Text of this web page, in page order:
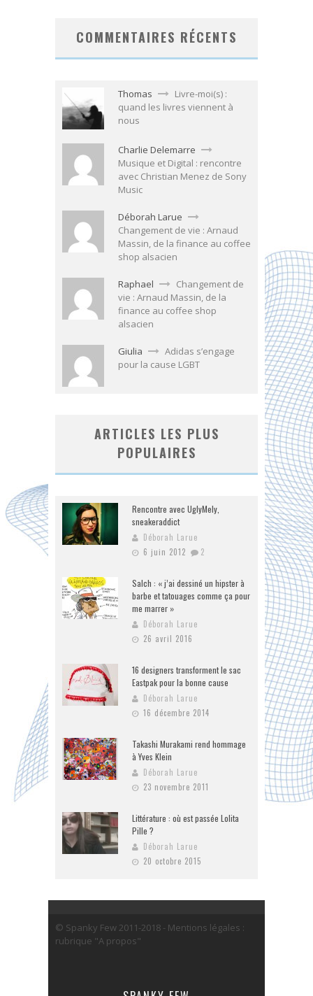
COMMENTAIRES RÉCENTS
Thomas
Livre-moi(s) :
quand les livres viennent à
nous
Charlie Delemarre
Musique et Digital : rencontre
avec Christian Menez de Sony
Music
Déborah Larue
Changement de vie : Arnaud
Massin, de la finance au coffee
shop alsacien
Raphael
Changement de
vie : Arnaud Massin, de la
finance au coffee shop
alsacien
Giulia
Adidas s’engage
pour la cause LGBT
ARTICLES LES PLUS
POPULAIRES
Rencontre avec UglyMely,
sneakeraddict
Déborah Larue
6 juin 2012
2
Salch : « j’ai dessiné un hipster à
barbe et tatouages comme ça pour
me marrer »
Déborah Larue
26 avril 2016
16 designers transforment le sac
Eastpak pour la bonne cause
Déborah Larue
16 décembre 2014
Takashi Murakami rend hommage
à Yves Klein
Déborah Larue
23 novembre 2011
Littérature : où est passée Lolita
Pille ?
Déborah Larue
20 octobre 2015
© Spanky Few 2011-2018 - Mentions légales :
rubrique "A propos"